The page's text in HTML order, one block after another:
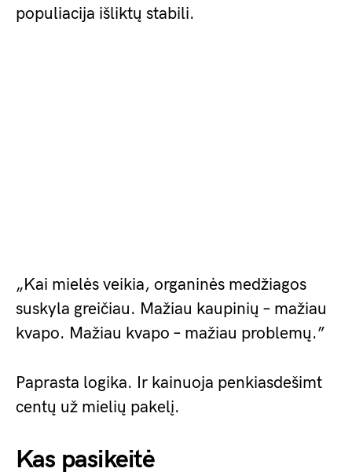
populiacija išliktų stabili.
„Kai mielės veikia, organinės medžiagos
suskyla greičiau. Mažiau kaupinių – mažiau
kvapo. Mažiau kvapo – mažiau problemų.”
Paprasta logika. Ir kainuoja penkiasdešimt
centų už mielių pakelį.
Kas pasikeitė